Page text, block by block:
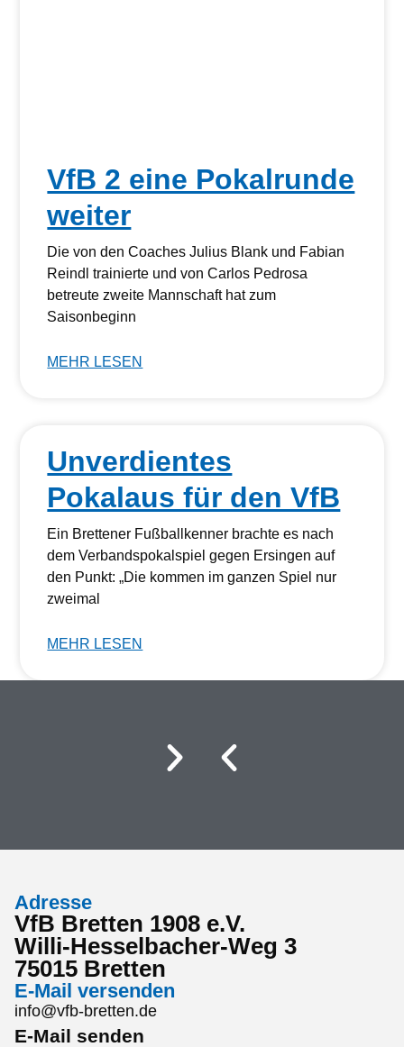
VfB 2 eine Pokalrunde
weiter
Die von den Coaches Julius Blank und Fabian
Reindl trainierte und von Carlos Pedrosa
betreute zweite Mannschaft hat zum
Saisonbeginn
MEHR LESEN
Unverdientes
Pokalaus für den VfB
Ein Brettener Fußballkenner brachte es nach
dem Verbandspokalspiel gegen Ersingen auf
den Punkt: „Die kommen im ganzen Spiel nur
zweimal
MEHR LESEN
Adresse
VfB Bretten 1908 e.V.
Willi-Hesselbacher-Weg 3
75015 Bretten
E-Mail versenden
info@vfb-bretten.de
E-Mail senden